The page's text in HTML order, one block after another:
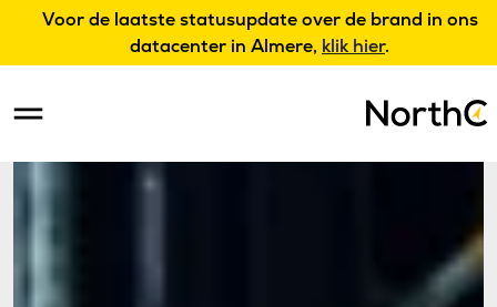
Voor de laatste statusupdate over de brand in ons
datacenter in Almere, klik hier.